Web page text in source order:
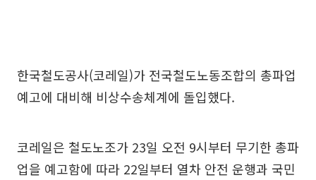
한국철도공사(코레일)가 전국철도노동조합의 총파업
예고에 대비해 비상수송체계에 돌입했다.
코레일은 철도노조가 23일 오전 9시부터 무기한 총파
업을 예고함에 따라 22일부터 열차 안전 운행과 국민